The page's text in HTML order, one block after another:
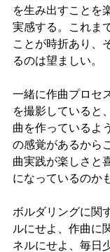
を生み出すことを
実感する。これま
ことが時折あり、
るのは望ましい。
一緒に作曲プロセ
を撮影していると
曲を作っているよ
の感覚があるから
曲実践が楽しさと
になっているのか
ボルダリングに関
ルにせよ、作曲に
ネルにせよ、毎日